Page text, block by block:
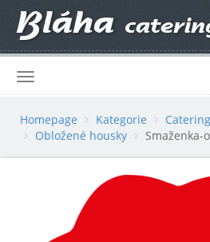
Homepage Kategorie Catering
Obložené housky
Smaženka-